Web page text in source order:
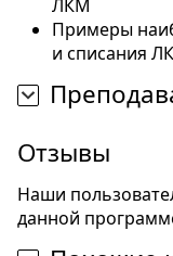
ЛКМ
Примеры
и списания
Отзывы
Наши
данной